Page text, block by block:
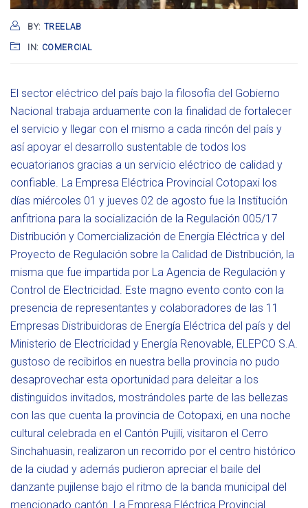
BY: TREELAB
IN: COMERCIAL
El sector eléctrico del país bajo la filosofía del Gobierno
Nacional trabaja arduamente con la finalidad de fortalecer
el servicio y llegar con el mismo a cada rincón del país y
así apoyar el desarrollo sustentable de todos los
ecuatorianos gracias a un servicio eléctrico de calidad y
confiable. La Empresa Eléctrica Provincial Cotopaxi los
días miércoles 01 y jueves 02 de agosto fue la Institución
anfitriona para la socialización de la Regulación 005/17
Distribución y Comercialización de Energía Eléctrica y del
Proyecto de Regulación sobre la Calidad de Distribución, la
misma que fue impartida por La Agencia de Regulación y
Control de Electricidad. Este magno evento conto con la
presencia de representantes y colaboradores de las 11
Empresas Distribuidoras de Energía Eléctrica del país y del
Ministerio de Electricidad y Energía Renovable, ELEPCO S.A.
gustoso de recibirlos en nuestra bella provincia no pudo
desaprovechar esta oportunidad para deleitar a los
distinguidos invitados, mostrándoles parte de las bellezas
con las que cuenta la provincia de Cotopaxi, en una noche
cultural celebrada en el Cantón Pujilí, visitaron el Cerro
Sinchahuasin, realizaron un recorrido por el centro histórico
de la ciudad y además pudieron apreciar el baile del
danzante pujilense bajo el ritmo de la banda municipal del
mencionado cantón. La Empresa Eléctrica Provincial